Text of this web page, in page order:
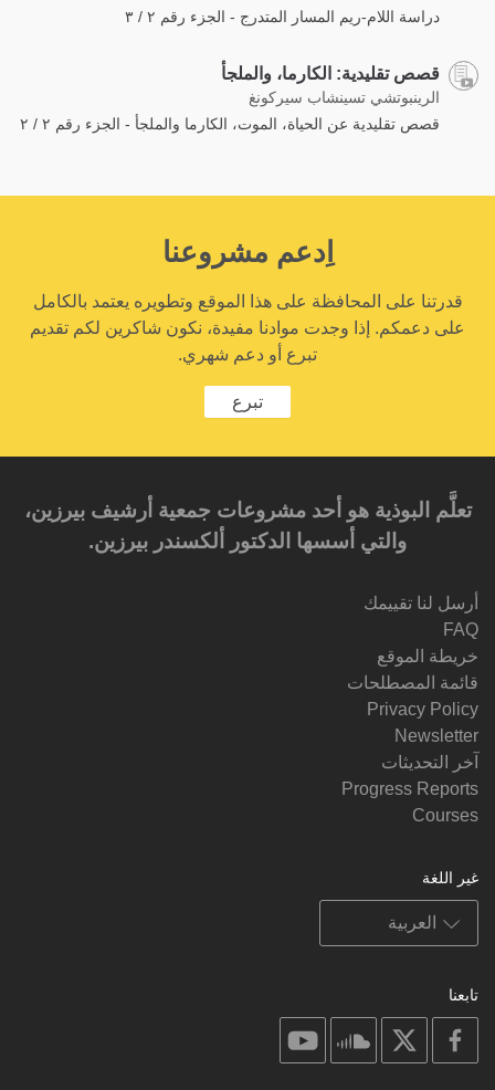
دراسة اللام-ريم المسار المتدرج - الجزء رقم ٢ / ٣
قصص تقليدية: الكارما، والملجأ
الرينبوتشي تسينشاب سيركونغ
قصص تقليدية عن الحياة، الموت، الكارما والملجأ - الجزء رقم ٢ / ٢
اِدعم مشروعنا
قدرتنا على المحافظة على هذا الموقع وتطويره يعتمد بالكامل
على دعمكم. إذا وجدت موادنا مفيدة، نكون شاكرين لكم تقديم
تبرع أو دعم شهري.
تبرع
تعلَّم البوذية هو أحد مشروعات جمعية أرشيف بيرزين،
والتي أسسها الدكتور ألكسندر بيرزين.‎‎
أرسل لنا تقييمك
FAQ
خريطة الموقع
قائمة المصطلحات
Privacy Policy
Newsletter
آخر التحديثات
Progress Reports
Courses
غير اللغة
تابعنا
facebook
soundcloud